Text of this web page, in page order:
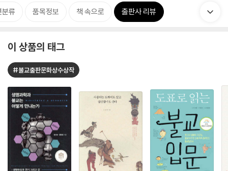
분류 품목정보 책 속으로 출판사 리뷰
이 상품의 태그
#불교출판문화상수상작